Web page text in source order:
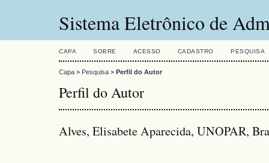
Sistema Eletrônico de
CAPA SOBRE ACESSO CADASTRO PESQUISA
Capa > Pesquisa > Perfil do Autor
Perfil do Autor
Alves, Elisabete Aparecida, UNOPAR,